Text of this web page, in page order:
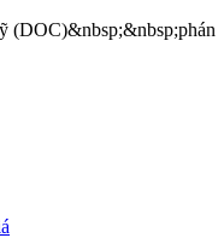
(DOC)&nbsp;&nbsp;phán